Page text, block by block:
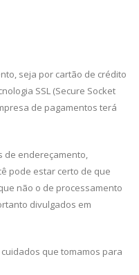
seja por cartão de crédito
SSL (Secure Socket
de pagamentos terá
de endereçamento,
pode estar certo de que
não o de processamento
divulgados em
que tomamos para